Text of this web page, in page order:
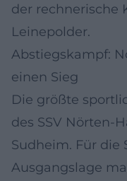
der rechnerische
Leinepolder.
Abstiegskampf:
einen Sieg
Die größte
des SSV Nörten-
Sudheim. Für die
Ausgangslage